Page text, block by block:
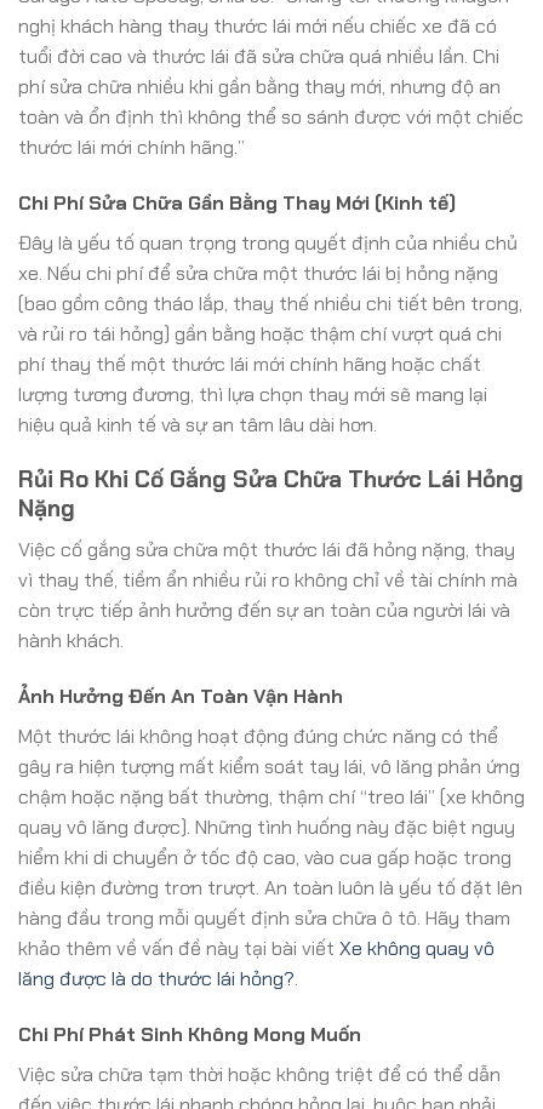
nghị khách hàng thay thước lái mới nếu chiếc xe đã có
tuổi đời cao và thước lái đã sửa chữa quá nhiều lần. Chi
phí sửa chữa nhiều khi gần bằng thay mới, nhưng độ an
toàn và ổn định thì không thể so sánh được với một chiếc
thước lái mới chính hãng.”
Chi Phí Sửa Chữa Gần Bằng Thay Mới (Kinh tế)
Đây là yếu tố quan trọng trong quyết định của nhiều chủ
xe. Nếu chi phí để sửa chữa một thước lái bị hỏng nặng
(bao gồm công tháo lắp, thay thế nhiều chi tiết bên trong,
và rủi ro tái hỏng) gần bằng hoặc thậm chí vượt quá chi
phí thay thế một thước lái mới chính hãng hoặc chất
lượng tương đương, thì lựa chọn thay mới sẽ mang lại
hiệu quả kinh tế và sự an tâm lâu dài hơn.
Rủi Ro Khi Cố Gắng Sửa Chữa Thước Lái Hỏng
Nặng
Việc cố gắng sửa chữa một thước lái đã hỏng nặng, thay
vì thay thế, tiềm ẩn nhiều rủi ro không chỉ về tài chính mà
còn trực tiếp ảnh hưởng đến sự an toàn của người lái và
hành khách.
Ảnh Hưởng Đến An Toàn Vận Hành
Một thước lái không hoạt động đúng chức năng có thể
gây ra hiện tượng mất kiểm soát tay lái, vô lăng phản ứng
chậm hoặc nặng bất thường, thậm chí “treo lái” (xe không
quay vô lăng được). Những tình huống này đặc biệt nguy
hiểm khi di chuyển ở tốc độ cao, vào cua gấp hoặc trong
điều kiện đường trơn trượt. An toàn luôn là yếu tố đặt lên
hàng đầu trong mỗi quyết định sửa chữa ô tô. Hãy tham
khảo thêm về vấn đề này tại bài viết Xe không quay vô
lăng được là do thước lái hỏng?.
Chi Phí Phát Sinh Không Mong Muốn
Việc sửa chữa tạm thời hoặc không triệt để có thể dẫn